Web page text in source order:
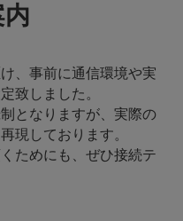
、事前に通信環境や実
致しました。
となりますが、実際の
現しております。
ためにも、ぜひ接続テ